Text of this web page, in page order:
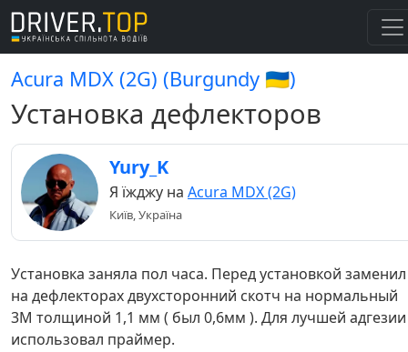
Acura MDX (2G) (Burgundy 🇺🇦)
Установка дефлекторов
Yury_K
Я їжджу на Acura MDX (2G)
Київ, Україна
Установка заняла пол часа. Перед установкой заменил
на дефлекторах двухсторонний скотч на нормальный
3М толщиной 1,1 мм ( был 0,6мм ). Для лучшей адгезии
использовал праймер.